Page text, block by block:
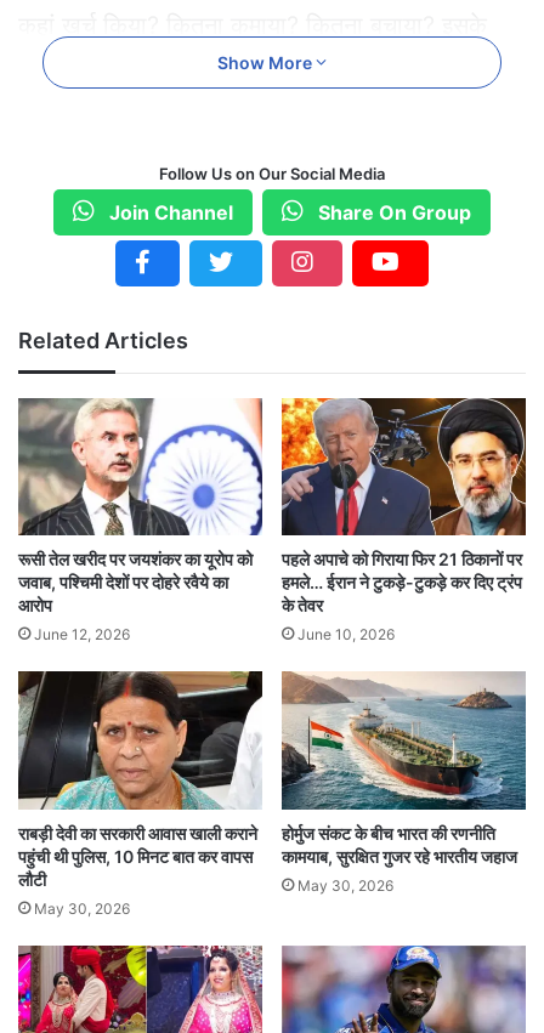
आधार पर फिर हम तय करते हैं कि हमें आने वाले साल में
होता है इकोनॉमिक सर्वे। इससे पता चलता है कि हमारे देश
की अर्थव्यवस्था की हालत कैसी है? इकोनॉमिक सर्वे में बीते
साल का हिसाब-किताब और आने वाले साल के लिए सुझाव
इकोनॉमिक सर्वे में जीडीपी ग्रोथ, महंगाई दर, वित्तीय घाटे
और रोजगार जैसे महत्वपूर्ण आंकड़ों के बारे में विस्तार से
बताया जाता है।और ये इकोनॉमिक सर्वे को बजट से एक दिन
पहले पेश किया जाता है।
यह इकोनॉमिक सर्वे चालू वित्त वर्ष में इकोनॉमी की परफॉर्मेंस
के आकलन के साथ देश के सामने आने वाली चुनौतियों को
बयां करता है। केंद्रीय बजट से पहले संसद में पेश होने वाला
इकोनॉमिक सर्वे सुधारों और विकास का खाका भी प्रदान
करता है। मुख्य आर्थिक सलाहकार वी अनंत नागेश्वरन के
नेतृत्व वाली टीम ने इस सर्वे को तैयार किया है। यह अगले
वित्त वर्ष के लिए दिशा प्रदान करने के अलावा अर्थव्यवस्था
और विभिन्न क्षेत्रों में विकास की रूपरेखा को बयां करता है।
Budget Session 2025 economic survey:
nirmala sitaraman
Show More
Follow Us on Our Social Media
Join Channel Share On Group
Related Articles
रूसी तेल खरीद पर जयशंकर का यूरोप को
जवाब, पश्चिमी देशों पर दोहरे रवैये का
आरोप
June 12, 2026
पहले अपाचे को गिराया फिर 21 ठिकानों पर
हमले… ईरान ने टुकड़े-टुकड़े कर दिए ट्रंप
के तेवर
June 10, 2026
राबड़ी देवी का सरकारी आवास खाली कराने
पहुंची थी पुलिस, 10 मिनट बात कर वापस
लौटी
May 30, 2026
होर्मुज संकट के बीच भारत की रणनीति
कामयाब, सुरक्षित गुजर रहे भारतीय जहाज
May 30, 2026